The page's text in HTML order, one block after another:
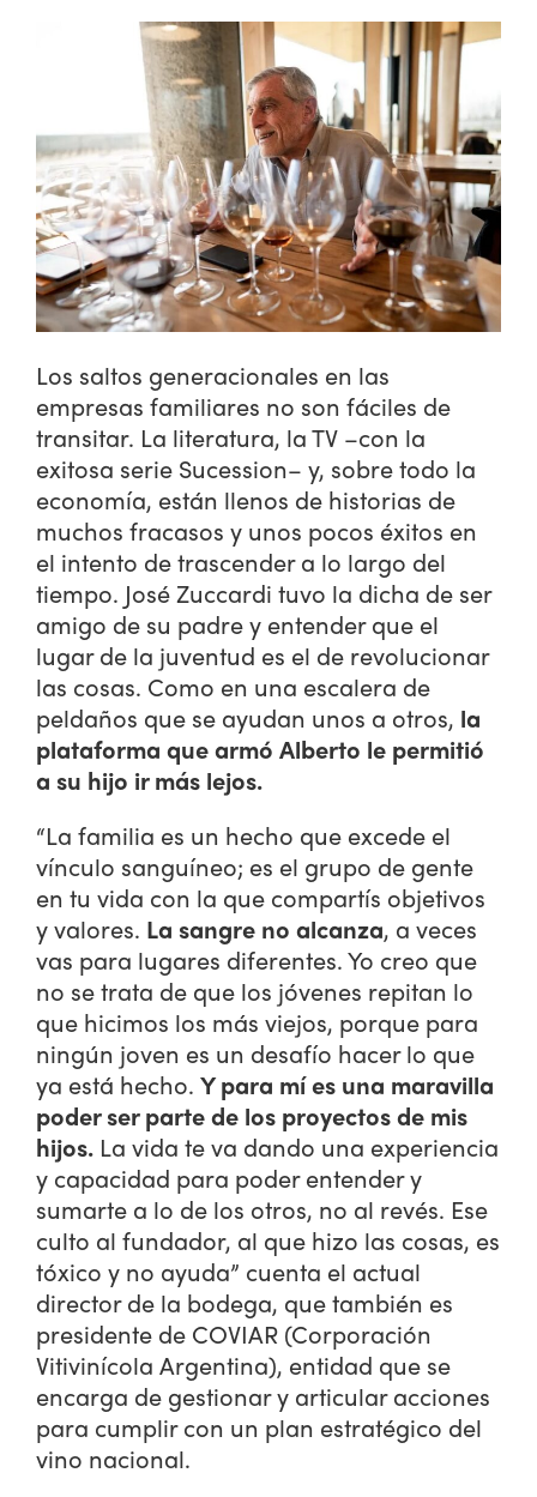
Los saltos generacionales en las
empresas familiares no son fáciles de
transitar. La literatura, la TV –con la
exitosa serie Sucession– y, sobre todo la
economía, están llenos de historias de
muchos fracasos y unos pocos éxitos en
el intento de trascender a lo largo del
tiempo. José Zuccardi tuvo la dicha de ser
amigo de su padre y entender que el
lugar de la juventud es el de revolucionar
las cosas. Como en una escalera de
peldaños que se ayudan unos a otros, la
plataforma que armó Alberto le permitió
a su hijo ir más lejos.
“La familia es un hecho que excede el
vínculo sanguíneo; es el grupo de gente
en tu vida con la que compartís objetivos
y valores. La sangre no alcanza, a veces
vas para lugares diferentes. Yo creo que
no se trata de que los jóvenes repitan lo
que hicimos los más viejos, porque para
ningún joven es un desafío hacer lo que
ya está hecho. Y para mí es una maravilla
poder ser parte de los proyectos de mis
hijos. La vida te va dando una experiencia
y capacidad para poder entender y
sumarte a lo de los otros, no al revés. Ese
culto al fundador, al que hizo las cosas, es
tóxico y no ayuda” cuenta el actual
director de la bodega, que también es
presidente de COVIAR (Corporación
Vitivinícola Argentina), entidad que se
encarga de gestionar y articular acciones
para cumplir con un plan estratégico del
vino nacional.